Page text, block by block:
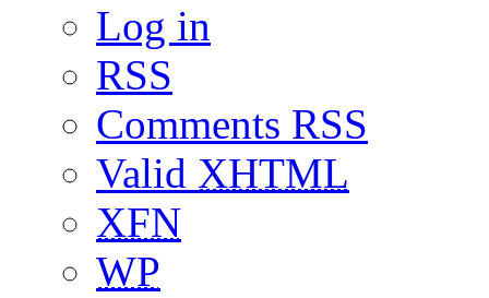
Log in
RSS
Comments RSS
Valid XHTML
XFN
WP